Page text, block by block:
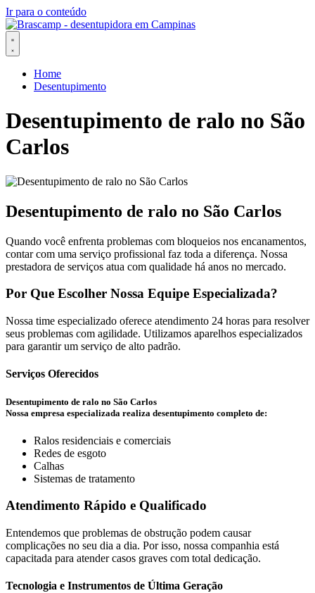
Ir para o conteúdo
Home
Desentupimento
Desentupimento de ralo no São
Carlos
Desentupimento de ralo no São Carlos
Quando você enfrenta problemas com bloqueios nos encanamentos,
contar com uma serviço profissional faz toda a diferença. Nossa
prestadora de serviços atua com qualidade há anos no mercado.
Por Que Escolher Nossa Equipe Especializada?
Nossa time especializado oferece atendimento 24 horas para resolver
seus problemas com agilidade. Utilizamos aparelhos especializados
para garantir um serviço de alto padrão.
Serviços Oferecidos
Desentupimento de ralo no São Carlos
Nossa empresa especializada realiza desentupimento completo de:
Ralos residenciais e comerciais
Redes de esgoto
Calhas
Sistemas de tratamento
Atendimento Rápido e Qualificado
Entendemos que problemas de obstrução podem causar
complicações no seu dia a dia. Por isso, nossa companhia está
capacitada para atender casos graves com total dedicação.
Tecnologia e Instrumentos de Última Geração